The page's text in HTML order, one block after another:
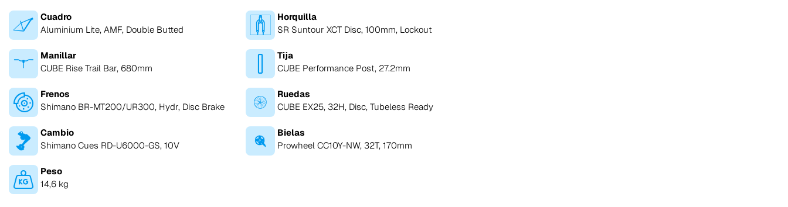
Cuadro
Aluminium Lite, AMF, Double Butted
Horquilla
SR Suntour XCT Disc, 100mm, Lockout
Manillar
CUBE Rise Trail Bar, 680mm
Tija
CUBE Performance Post, 27.2mm
Frenos
Shimano BR-MT200/UR300, Hydr, Disc Brake
Ruedas
CUBE EX25, 32H, Disc, Tubeless Ready
Cambio
Shimano Cues RD-U6000-GS, 10V
Bielas
Prowheel CC10Y-NW, 32T, 170mm
Peso
14,6 kg